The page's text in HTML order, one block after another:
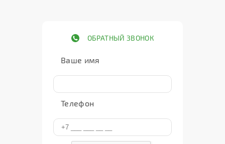
ОБРАТНЫЙ ЗВОНОК
Ваше имя
Телефон